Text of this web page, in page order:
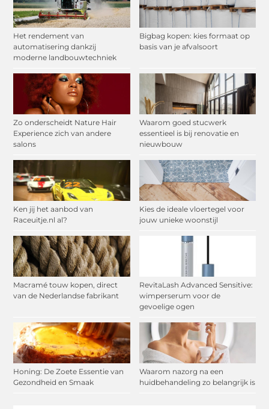
Het rendement van
automatisering dankzij
moderne landbouwtechniek
Bigbag kopen: kies formaat op
basis van je afvalsoort
Zo onderscheidt Nature Hair
Experience zich van andere
salons
Waarom goed stucwerk
essentieel is bij renovatie en
nieuwbouw
Ken jij het aanbod van
Raceuitje.nl al?
Kies de ideale vloertegel voor
jouw unieke woonstijl
Macramé touw kopen, direct
van de Nederlandse fabrikant
RevitaLash Advanced Sensitive:
wimperserum voor de
gevoelige ogen
Honing: De Zoete Essentie van
Gezondheid en Smaak
Waarom nazorg na een
huidbehandeling zo belangrijk is